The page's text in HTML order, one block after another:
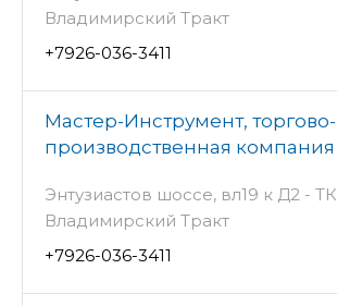
Владимирский Тракт
+7926-036-3411
Мастер-Инструмент, торгово-
производственная компания
Энтузиастов шоссе, вл19 к Д2 - ТК
Владимирский Тракт
+7926-036-3411